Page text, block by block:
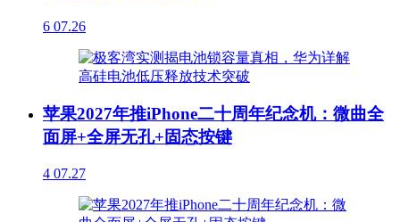
6 07.26
苹果2027年推iPhone二十周年纪念机：微曲全
面屏+全屏无孔+固态按键
4 07.27